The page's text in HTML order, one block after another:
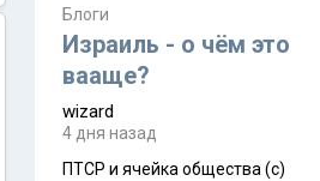
Блоги
Израиль - о чём это
вааще?
wizard
4 дня назад
ПТСР и ячейка общества (с)